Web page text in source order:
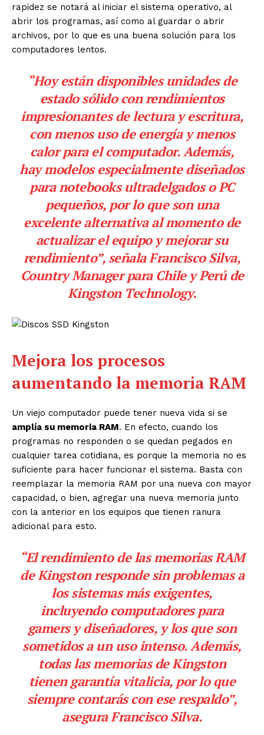
rapidez se notará al iniciar el sistema operativo, al
abrir los programas, así como al guardar o abrir
archivos, por lo que es una buena solución para los
computadores lentos.
“Hoy están disponibles unidades de
estado sólido con rendimientos
impresionantes de lectura y escritura,
con menos uso de energía y menos
calor para el computador. Además,
hay modelos especialmente diseñados
para notebooks ultradelgados o PC
pequeños, por lo que son una
excelente alternativa al momento de
actualizar el equipo y mejorar su
rendimiento”, señala Francisco Silva,
Country Manager para Chile y Perú de
Kingston Technology.
Mejora los procesos
aumentando la memoria RAM
Un viejo computador puede tener nueva vida si se
amplía su memoria RAM. En efecto, cuando los
programas no responden o se quedan pegados en
cualquier tarea cotidiana, es porque la memoria no es
suficiente para hacer funcionar el sistema. Basta con
reemplazar la memoria RAM por una nueva con mayor
capacidad, o bien, agregar una nueva memoria junto
con la anterior en los equipos que tienen ranura
adicional para esto.
“El rendimiento de las memorias RAM
de Kingston responde sin problemas a
los sistemas más exigentes,
incluyendo computadores para
gamers y diseñadores, y los que son
sometidos a un uso intenso. Además,
todas las memorias de Kingston
tienen garantía vitalicia, por lo que
siempre contarás con ese respaldo”,
asegura Francisco Silva.